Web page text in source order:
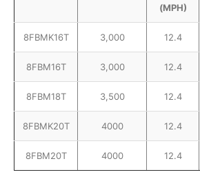
(MPH)
8FBMK16T 3,000 12.4
8FBM16T 3,000 12.4
8FBM18T 3,500 12.4
8FBMK20T 4000 12.4
8FBM20T 4000 12.4